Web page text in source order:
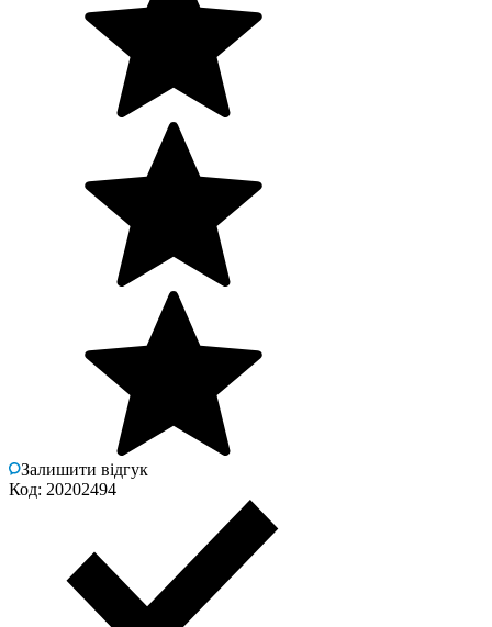
Залишити відгук
Код: 20202494